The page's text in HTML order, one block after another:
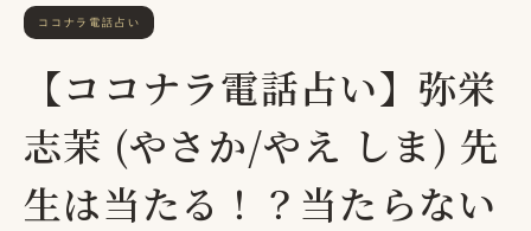
ココナラ電話占い
【ココナラ電話占い】弥栄
志茉 (やさか/やえ しま) 先
生は当たる！？当たらない